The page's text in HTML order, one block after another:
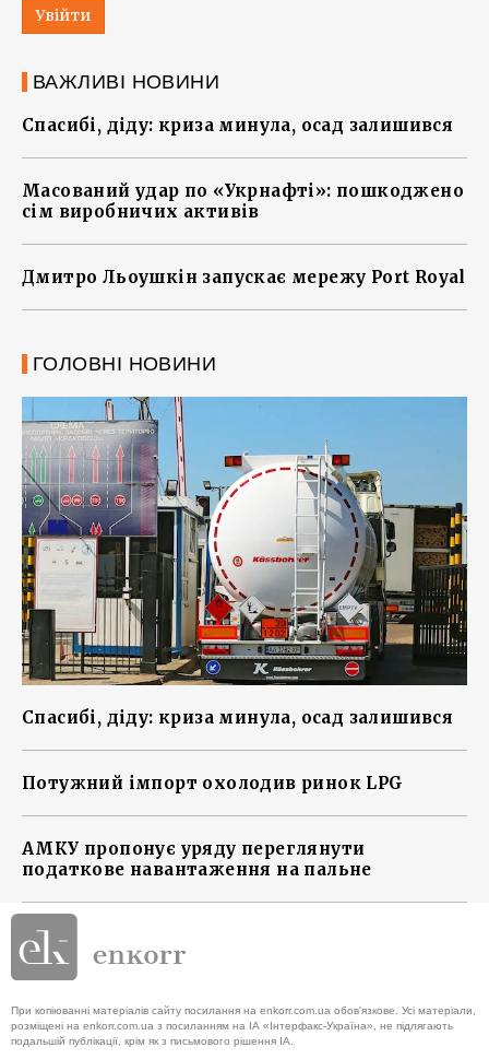
Увійти
ВАЖЛИВІ НОВИНИ
Спасибі, діду: криза минула, осад залишився
Масований удар по «Укрнафті»: пошкоджено
сім виробничих активів
Дмитро Льоушкін запускає мережу Port Royal
ГОЛОВНІ НОВИНИ
Спасибі, діду: криза минула, осад залишився
Потужний імпорт охолодив ринок LPG
АМКУ пропонує уряду переглянути
податкове навантаження на пальне
При копіюванні матеріалів сайту посилання на enkorr.com.ua обов'язкове. Усі матеріали,
розміщені на enkorr.com.ua з посиланням на ІА «Інтерфакс-Україна», не підлягають
подальшій публікації, крім як з письмового рішення ІА.